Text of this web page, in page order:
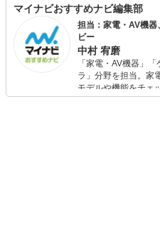
弱。 個人で年間2億円を売り上げ、数々の法人内コンテス
ト等で表彰された経験を持っ
の資格を有し、家電
家電で分からないことはありま
の業務も通して「全
機会の提供」に尽力
マイナビおすすめナビ編集部
担当：家電・AV機
ビー
中村 宥磨
「家電・AV機器」
ラ」分野を担当。家
モデルや機能をチェ
ムを楽しみながら、